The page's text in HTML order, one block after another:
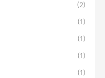
(2)
(1)
(1)
(1)
(1)